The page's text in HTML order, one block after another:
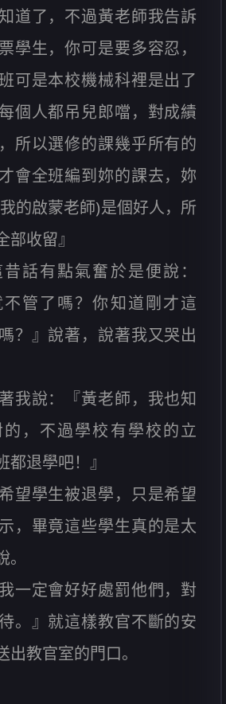
道了，不過黃老師我告訴
學生，你可是要多容忍，
可是本校機械科裡是出了
個人都吊兒郎噹，對成績
所以選修的課幾乎所有的
會全班編到妳的課去，妳
的啟蒙老師)是個好人，所
收留』
話有點氣奮於是便說：
不管了嗎？你知道剛才這
？』說著，說著我又哭出
我說：『黃老師，我也知
，不過學校有學校的立
退學吧！』
望學生被退學，只是希望
，畢竟這些學生真的是太
一定會好好處罰他們，對
。』就這樣教官不斷的安
教官室的門口。